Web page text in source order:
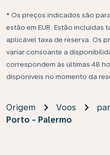
* Os preços indicados são
estão em EUR. Estão incluídas
aplicável taxa de reserva. Os
variar consoante a
correspondem às últimas 48
disponíveis no momento da
Origem Voos
Porto - Palermo